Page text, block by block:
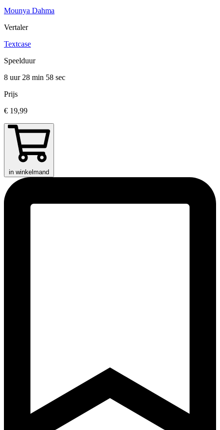
Mounya Dahma
Vertaler
Textcase
Speelduur
8 uur 28 min 58 sec
Prijs
€ 19,99
in winkelmand